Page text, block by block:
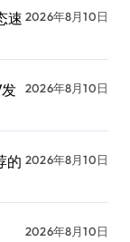
速 2026年8月10日
2026年8月10日
的 2026年8月10日
2026年8月10日